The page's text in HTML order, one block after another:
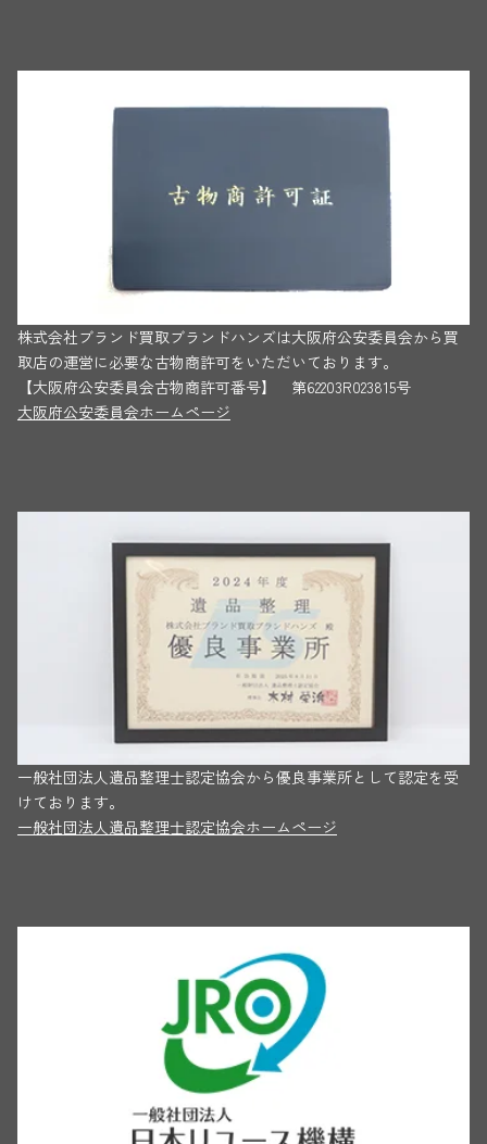
株式会社ブランド買取ブランドハンズは大阪府公安委員会から買
取店の運営に必要な古物商許可をいただいております。
【大阪府公安委員会古物商許可番号】 第62203R023815号
大阪府公安委員会ホームページ
一般社団法人遺品整理士認定協会から優良事業所として認定を受
けております。
一般社団法人遺品整理士認定協会ホームページ